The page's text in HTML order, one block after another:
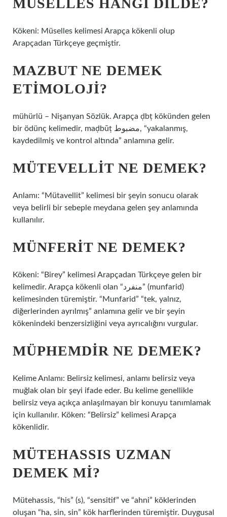
MÜSELLES HANGI DILDE?
Kökeni: Müselles kelimesi Arapça kökenli olup
Arapçadan Türkçeye geçmiştir.
MAZBUT NE DEMEK
ETIMOLOJI?
mühürlü – Nişanyan Sözlük. Arapça ḍbṭ kökünden gelen
bir ödünç kelimedir, maḍbūṭ مضبوط, “yakalanmış,
kaydedilmiş ve kontrol altında” anlamına gelir.
MÜTEVELLIT NE DEMEK?
Anlamı: “Mütavellit” kelimesi bir şeyin sonucu olarak
veya belirli bir sebeple meydana gelen şey anlamında
kullanılır.
MÜNFERIT NE DEMEK?
Kökeni: “Birey” kelimesi Arapçadan Türkçeye gelen bir
kelimedir. Arapça kökenli olan “منفرد” (munfarid)
kelimesinden türemiştir. “Munfarid” “tek, yalnız,
diğerlerinden ayrılmış” anlamına gelir ve bir şeyin
kökenindeki benzersizliğini veya ayrıcalığını vurgular.
MÜPHEMDIR NE DEMEK?
Kelime Anlamı: Belirsiz kelimesi, anlamı belirsiz veya
muğlak olan bir şeyi ifade eder. Bu kelime genellikle
belirsiz veya açıkça anlaşılmayan bir konuyu tanımlamak
için kullanılır. Köken: “Belirsiz” kelimesi Arapça
kökenlidir.
MÜTEHASSIS UZMAN
DEMEK MI?
Mütehassis, “his” (s), “sensitif” ve “ahni” köklerinden
oluşan “ha, sin, sin” kök harflerinden türemiştir. Duygusal